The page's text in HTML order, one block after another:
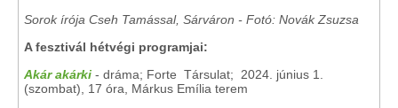
Sorok írója Cseh Tamással, Sárváron - Fotó: Novák Zsuzsa
A fesztivál hétvégi programjai:
Akár akárki - dráma; Forte Társulat; 2024. június 1.
(szombat), 17 óra, Márkus Emília terem